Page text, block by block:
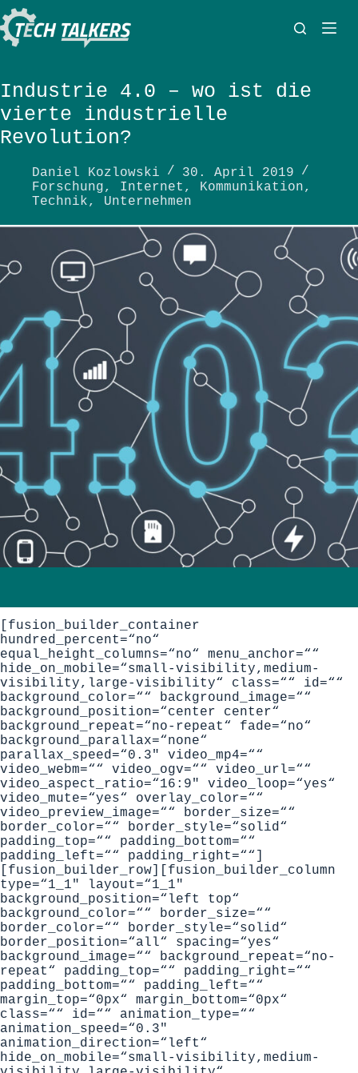
Zum
Inhalt
springen
Industrie 4.0 – wo ist die
vierte industrielle
Revolution?
Daniel Kozlowski
30. April 2019
Forschung, Internet , Kommunikation,
Technik, Unternehmen
[fusion_builder_container
hundred_percent=“no“
equal_height_columns=“no“ menu_anchor=““
hide_on_mobile=“small-visibility,medium-
visibility,large-visibility“ class=““ id=““
background_color=““ background_image=““
background_position=“center center“
background_repeat=“no-repeat“ fade=“no“
background_parallax=“none“
parallax_speed=“0.3″ video_mp4=““
video_webm=““ video_ogv=““ video_url=““
video_aspect_ratio=“16:9″ video_loop=“yes“
video_mute=“yes“ overlay_color=““
video_preview_image=““ border_size=““
border_color=““ border_style=“solid“
padding_top=““ padding_bottom=““
padding_left=““ padding_right=““]
[fusion_builder_row][fusion_builder_column
type=“1_1″ layout=“1_1″
background_position=“left top“
background_color=““ border_size=““
border_color=““ border_style=“solid“
border_position=“all“ spacing=“yes“
background_image=““ background_repeat=“no-
repeat“ padding_top=““ padding_right=““
padding_bottom=““ padding_left=““
margin_top=“0px“ margin_bottom=“0px“
class=““ id=““ animation_type=““
animation_speed=“0.3″
animation_direction=“left“
hide_on_mobile=“small-visibility,medium-